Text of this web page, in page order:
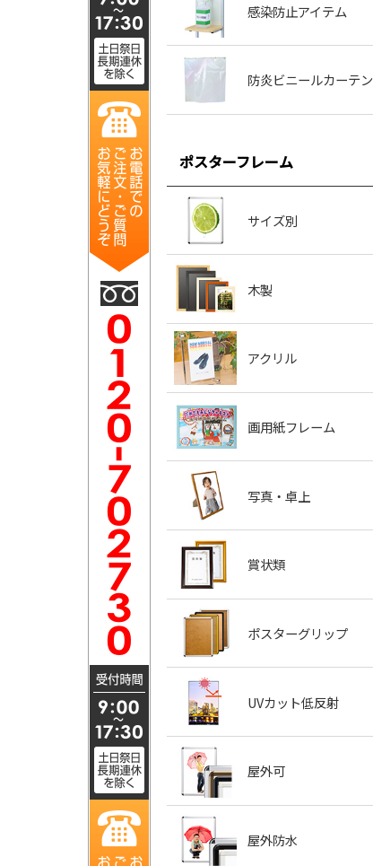
感染防止アイテム
防炎ビニールカーテン
ポスターフレーム
サイズ別
木製
アクリル
画用紙フレーム
写真・卓上
賞状類
ポスターグリップ
UVカット低反射
屋外可
屋外防水